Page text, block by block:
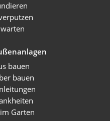
bauen
bauen
Garten